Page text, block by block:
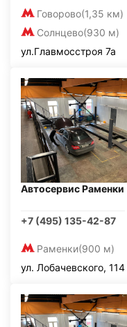
Говорово(1,35 км)
Солнцево(930 м)
ул.Главмосстроя 7а
Автосервис Раменки
+7 (495) 135-42-87
Раменки(900 м)
ул. Лобачевского, 114